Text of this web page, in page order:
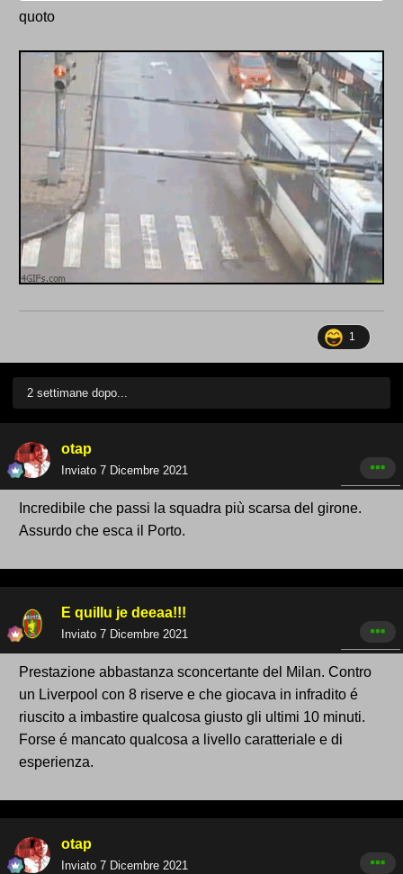
quoto
1
2 settimane dopo...
otap
Inviato 7 Dicembre 2021
Incredibile che passi la squadra più scarsa del girone.
Assurdo che esca il Porto.
E quillu je deeaa!!!
Inviato 7 Dicembre 2021
Prestazione abbastanza sconcertante del Milan. Contro
un Liverpool con 8 riserve e che giocava in infradito é
riuscito a imbastire qualcosa giusto gli ultimi 10 minuti.
Forse é mancato qualcosa a livello caratteriale e di
esperienza.
otap
Inviato 7 Dicembre 2021